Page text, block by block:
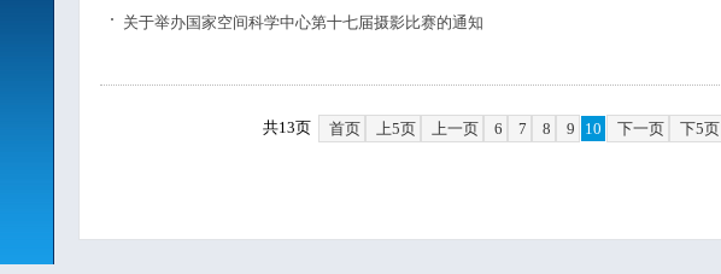
关于举办国家空间科学中心第十七届摄影比赛的通知
共13页 首页 上5页 上一页 6 7 8 9 10 下一页 下5页